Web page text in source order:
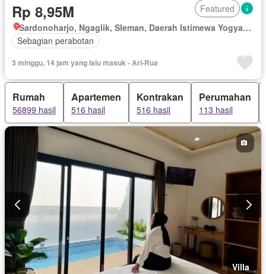
Rp 8,95M
Featured
Sardonoharjo, Ngaglik, Sleman, Daerah Istimewa Yogyakarta
Sebagian perabotan
3 minggu, 14 jam yang lalu masuk - Ari-Rua
Rumah
56899 hasil
Apartemen
516 hasil
Kontrakan
516 hasil
Perumahan
113 hasil
Villa